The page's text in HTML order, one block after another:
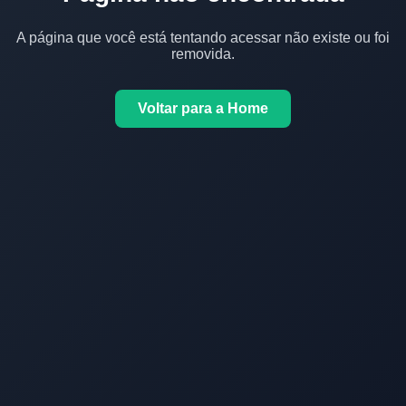
A página que você está tentando acessar não existe ou foi
removida.
Voltar para a Home